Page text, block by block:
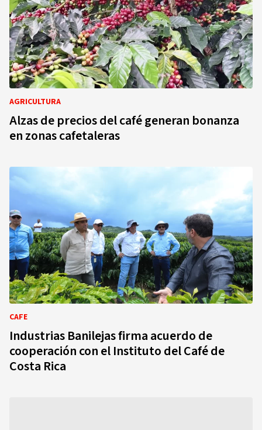
AGRICULTURA
Alzas de precios del café generan bonanza
en zonas cafetaleras
CAFE
Industrias Banilejas firma acuerdo de
cooperación con el Instituto del Café de
Costa Rica